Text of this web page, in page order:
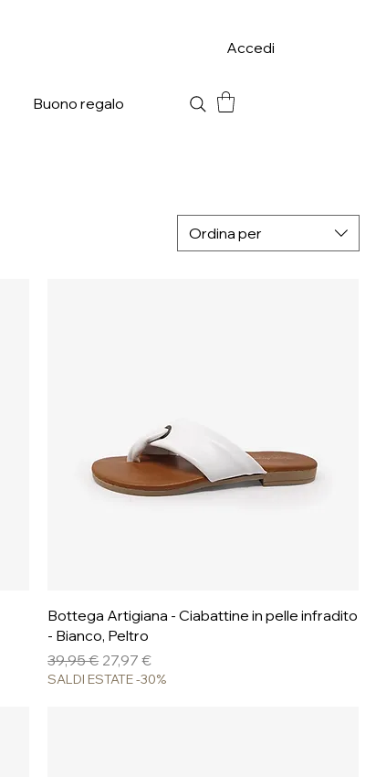
Buono regalo
Accedi
Ordina per
Vista rapida
Bottega Artigiana - Ciabattine in pelle infradito
- Bianco, Peltro
Prezzo regolare
39,95 € Prezzo scontato
27,97 €
SALDI ESTATE -30%